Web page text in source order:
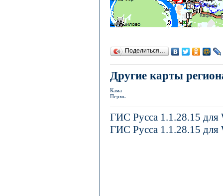
Поделиться…
Другие карты
Кама
Пермь
ГИС Русса 1.1.28.15 для
ГИС Русса 1.1.28.15